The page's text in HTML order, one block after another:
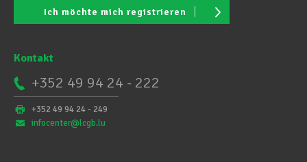
Ich möchte mich registrieren
Kontakt
+352 49 94 24 - 222
+352 49 94 24 - 249
infocenter@lcgb.lu